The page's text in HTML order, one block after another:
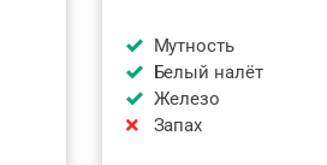
Мутность
Белый налёт
Железо
Запах